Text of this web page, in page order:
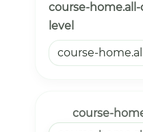
course-
level
course-